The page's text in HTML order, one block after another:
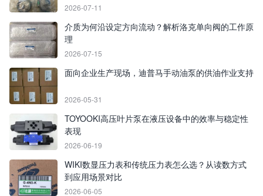
2026-07-11
介质为何沿设定方向流动？解析洛克单向阀的工作原
理
2026-07-15
面向企业生产现场，迪普马手动油泵的供油作业支持
2026-05-31
TOYOOKI高压叶片泵在液压设备中的效率与稳定性
表现
2026-06-19
WIKI数显压力表和传统压力表怎么选？从读数方式
到应用场景对比
2026-06-05